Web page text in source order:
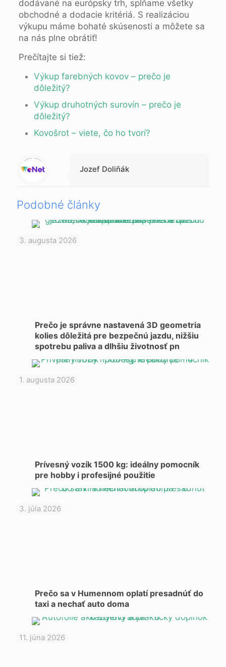
dodávané na európsky trh, spĺňame všetky
obchodné a dodacie kritériá. S realizáciou
výkupu máme bohaté skúsenosti a môžete sa
na nás plne obrátiť!
Prečítajte si tiež:
Výkup farebných kovov – prečo je
dôležitý?
Výkup druhotných surovín – prečo je
dôležitý?
Kovošrot – viete, čo ho tvorí?
Warning
: Trying to access array offset on null in
/data/1/d/1da9a732-fb3a-4804-a40f-d46885ca54ae/lajk.online/web/wp-content/themes/betheme-child/includes/content-single.php
on line
286
Jozef Doliňák
Podobné články
3. augusta 2026
Prečo je správne nastavená 3D geometria
kolies dôležitá pre bezpečnú jazdu, nižšiu
spotrebu paliva a dlhšiu životnosť pn
1. augusta 2026
Prívesný vozík 1500 kg: ideálny pomocník
pre hobby i profesijné použitie
3. júla 2026
Prečo sa v Humennom oplatí presadnúť do
taxi a nechať auto doma
11. júna 2026